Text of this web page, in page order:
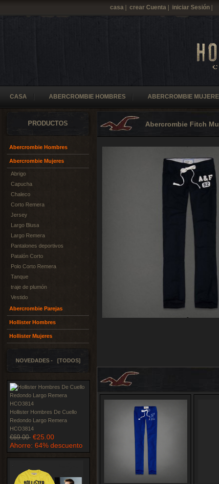
casa crear Cuenta iniciar Sesión
CASA ABERCROMBIE HOMBRES ABERCROMBIE
PRODUCTOS
Abercrombie Hombres
Abercrombie Mujeres
Abrigo
Capucha
Chaleco
Corto Remera
Jersey
Largo Blusa
Largo Remera
Pantalones deportivos
Patalón Corto
Polo Corto Remera
Tanque
traje de plumón
Vestido
Abercrombie Parejas
Hollister Hombres
Hollister Mujeres
NOVEDADES - [TODOS]
Hollister Hombres De Cuello
Redondo Largo Remera
HCO3814
€69.00 €25.00
Ahorre: 64% descuento
Abercrombie Fitch